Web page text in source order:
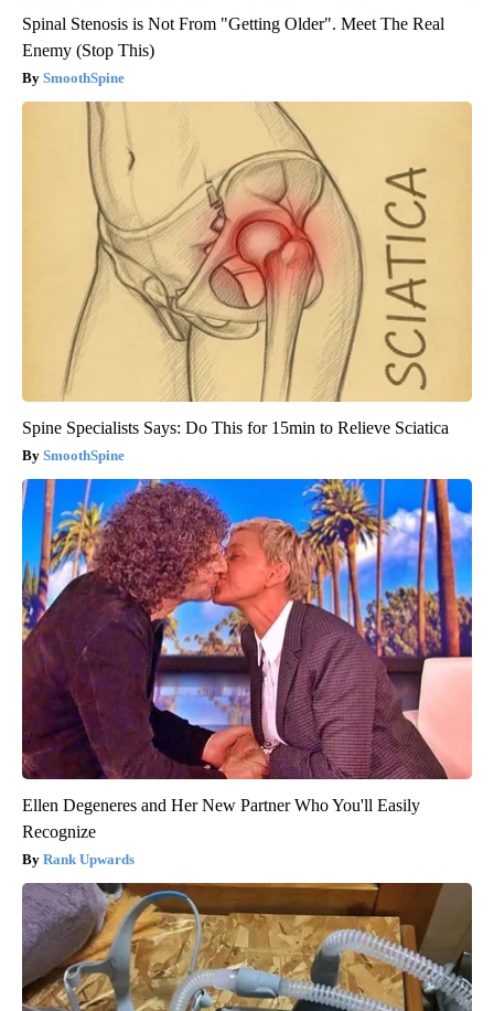
Spinal Stenosis is Not From "Getting Older". Meet The Real
Enemy (Stop This)
SmoothSpine
Spine Specialists Says: Do This for 15min to Relieve Sciatica
SmoothSpine
Ellen Degeneres and Her New Partner Who You'll Easily
Recognize
Rank Upwards